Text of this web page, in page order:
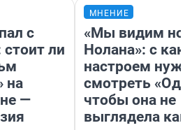
с
ли
на
—
МНЕНИЕ
«Мы видим
Нолана»: с
настроем
смотреть
чтобы она не
выглядела как